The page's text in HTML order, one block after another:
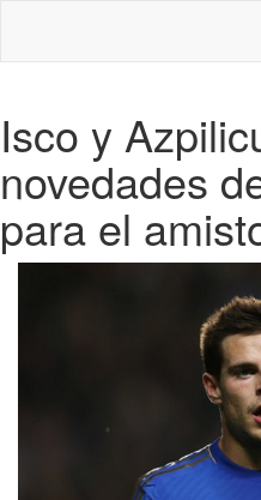
Isco y
novedades
para el